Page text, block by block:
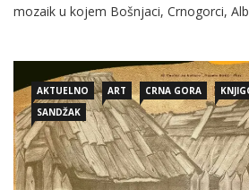
mozaik u kojem Bošnjaci, Crnogorci,
AKTUELNO ART CRNA GORA
SANDŽAK